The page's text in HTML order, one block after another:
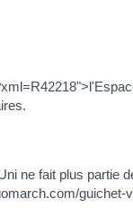
ne fait plus partie
guichet-